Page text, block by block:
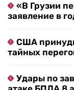
«В Грузии
заявление в
США
тайных
Удары по